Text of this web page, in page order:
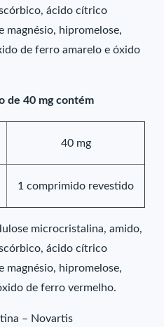
ácido cítrico
magnésio, hipromelose,
de ferro amarelo e óxido
de 40 mg contém
40 mg
1 comprimido revestido
microcristalina, amido,
ácido cítrico
magnésio, hipromelose,
de ferro vermelho.
– Novartis